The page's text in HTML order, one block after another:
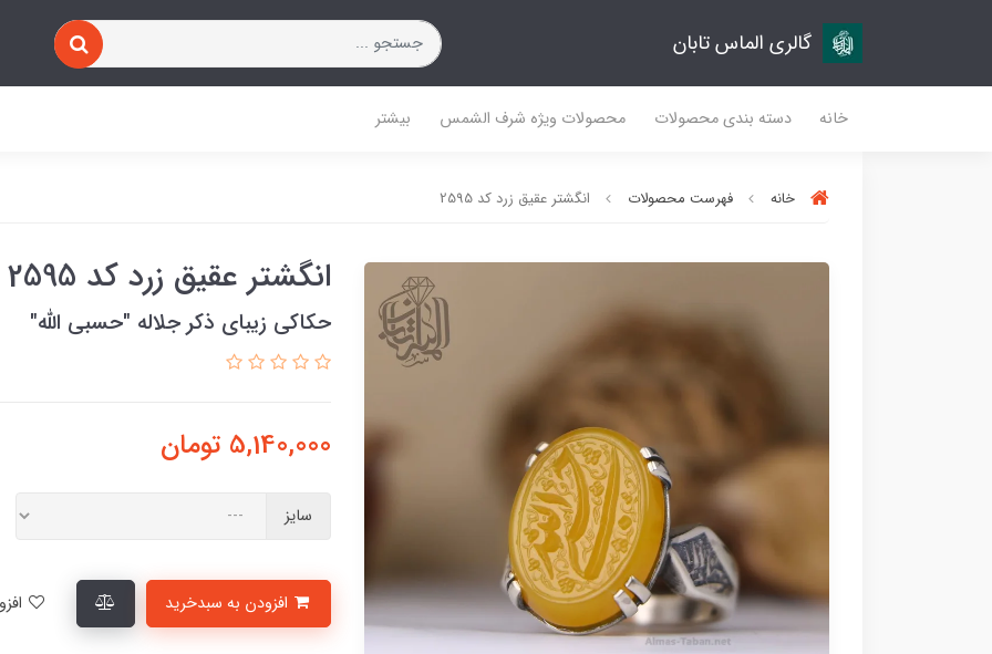
گالری الماس تابان
خانه دسته بندی محصولات محصولات ویژه شرف الشمس بیشتر
خانه فهرست محصولات انگشتر عقیق زرد کد 2595
انگشتر عقیق زرد کد 2595
حکاکی زیبای ذکر جلاله ″حسبی الله″
5,140,000 تومان
سایز